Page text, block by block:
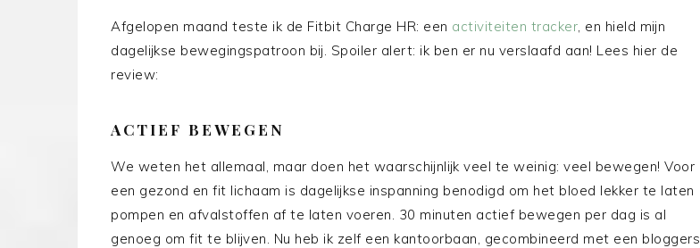
Afgelopen maand teste ik de Fitbit Charge HR: een activiteiten tracker, en hield mijn
dagelijkse bewegingspatroon bij. Spoiler alert: ik ben er nu verslaafd aan! Lees hier de
review:
ACTIEF BEWEGEN
We weten het allemaal, maar doen het waarschijnlijk veel te weinig: veel bewegen! Voor
een gezond en fit lichaam is dagelijkse inspanning benodigd om het bloed lekker te laten
pompen en afvalstoffen af te laten voeren. 30 minuten actief bewegen per dag is al
genoeg om fit te blijven. Nu heb ik zelf een kantoorbaan, gecombineerd met een bloggers